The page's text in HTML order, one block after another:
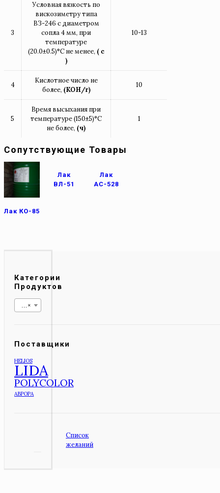
3
Условная вязкость по
вискозиметру типа
ВЗ-246 с диаметром
сопла 4 мм, при
температуре
(20.0±0.5)°С не менее, ( с
)
10-13
4
Кислотное число не
более, (КОН/г)
10
5
Время высыхания при
температуре (150±5)°С
не более, (ч)
1
Сопутствующие Товары
Лак КО-85
Лак
ВЛ-51
Лак
АС-528
Категории
Продуктов
×
Поставщики
HELIOS
LIDA
POLYCOLOR
АВРОРА
Список
желаний